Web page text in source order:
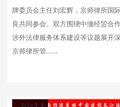
牌委员会主任刘宏辉，京师律所国
良共同参会。双方围绕中缅经贸合
涉外法律服务体系建设等议题展开
京师律所管......